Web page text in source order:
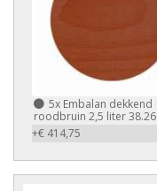
5x Embalan dekkend
roodbruin 2,5 liter
+€ 414,75